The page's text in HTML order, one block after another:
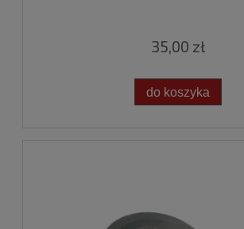
35,00 zł
do koszyka